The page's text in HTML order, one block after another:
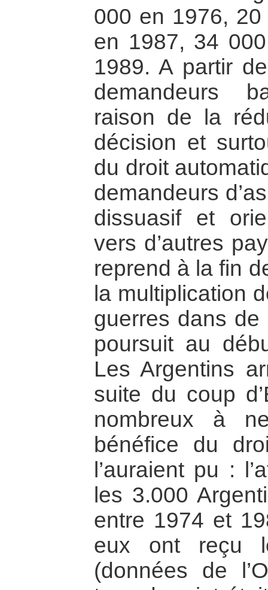
000 en 1976,
en 1987, 34
1989. A partir
demandeurs
raison de la
décision et
du droit
demandeurs
dissuasif et
vers d’autres
reprend à la fin
la multiplication
guerres dans
poursuit au
Les Argentins
suite du coup
nombreux à
bénéfice du
l’auraient pu :
les 3.000
entre 1974 et
eux ont reçu
(données de